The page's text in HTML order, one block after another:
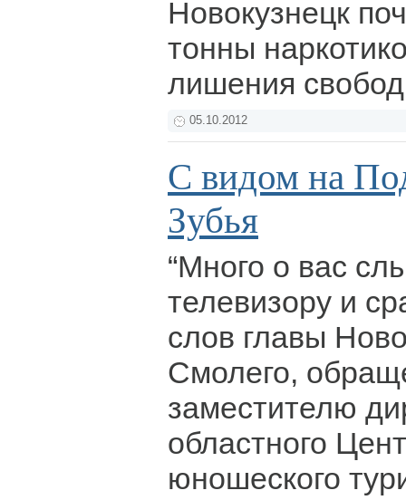
Новокузнецк
тонны
лишения
05.10.2012
С видом на
Зубья
“Много о вас
телевизору и
слов главы
Смолего,
заместителю
областного
юношеского